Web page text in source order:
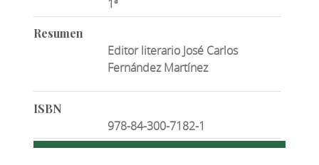
1ª
Resumen
Editor literario José Carlos
Fernández Martínez
ISBN
978-84-300-7182-1